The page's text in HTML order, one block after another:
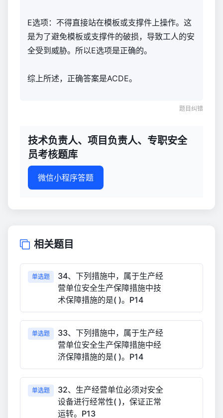
E选项：不得直接站在模板或支撑件上操作。这
是为了避免模板或支撑件的破损，导致工人的安
全受到威胁。所以E选项是正确的。
综上所述，正确答案是ACDE。
题目纠错
技术负责人、项目负责人、专职安全
员考核题库
微信小程序答题
相关题目
单选题
34、下列措施中，属于生产经
营单位安全生产保障措施中技
术保障措施的是( )。P14
单选题
33、下列措施中，属于生产经
营单位安全生产保障措施中经
济保障措施的是( )。P14
单选题
32、生产经营单位必须对安全
设备进行经常性( )，保证正常
运转。P13